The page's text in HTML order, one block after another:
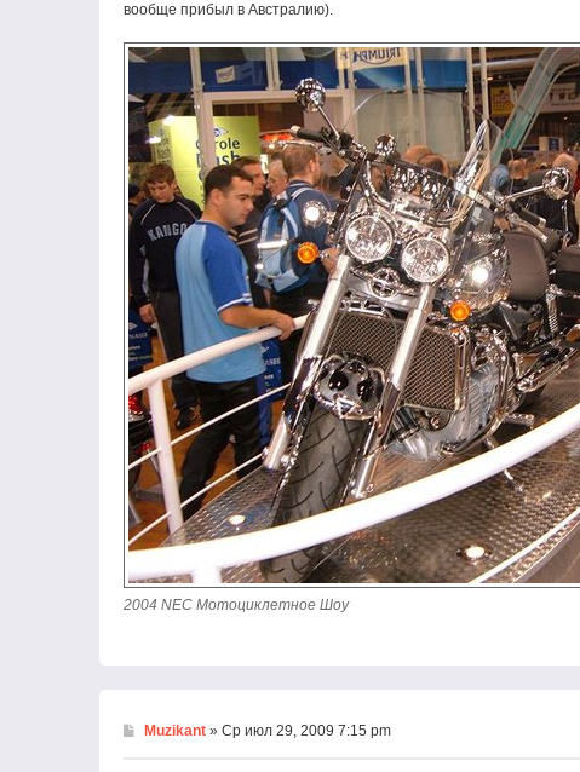
вообще прибыл в Австралию).
2004 NEC Мотоциклетное Шоу
Muzikant » Ср июл 29, 2009 7:15 pm